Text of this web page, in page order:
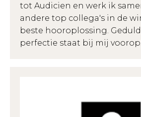
tot Audicien en werk ik
andere top collega's in de
beste hooroplossing.
perfectie staat bij mij